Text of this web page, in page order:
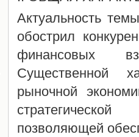
Актуальность
обострил
финансовых
Существенной
рыночной
позволяющей